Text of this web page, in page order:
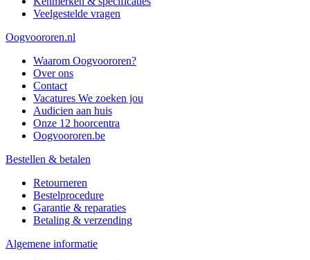
Veelgestelde vragen
Oogvoororen.nl
Waarom Oogvoororen?
Over ons
Contact
Vacatures We zoeken jou
Audicien aan huis
Onze 12 hoorcentra
Oogvoororen.be
Bestellen & betalen
Retourneren
Bestelprocedure
Garantie & reparaties
Betaling & verzending
Algemene informatie